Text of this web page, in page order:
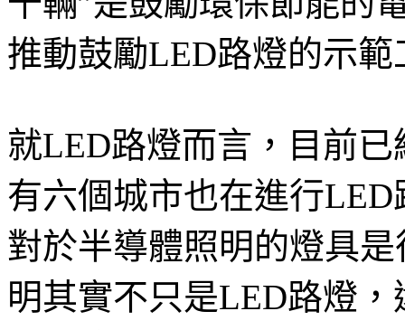
推動鼓勵LED路燈的示範
就LED路燈而言，目前
有六個城市也在進行
對於半導體照明的燈具
明其實不只是LED路燈